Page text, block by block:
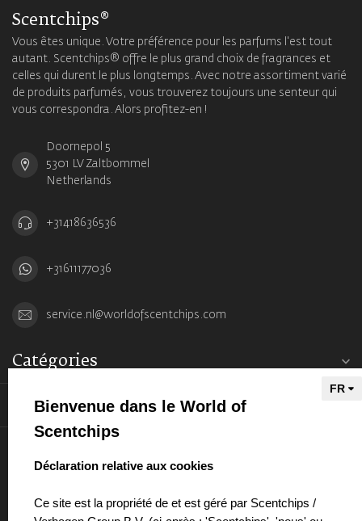
Scentchips®
Vous êtes unique. Votre préférence pour les parfums l'est tout
autant. Scentchips® offre le plus grand choix de fragrances et
celles qui durent le plus longtemps. Avec notre assortiment varié
de produits parfumés, vous trouverez toujours une senteur qui
vous correspondra. Alors profitez-en !
Doornepol 5
5301 LV Zaltbommel
Netherlands
+31418636536
+31611177036
service.nl@worldofscentchips.com
Catégories
Informations
Bienvenue dans le World of
Scentchips
select language
Déclaration relative aux cookies
Ce site est la propriété de et est géré par Scentchips /